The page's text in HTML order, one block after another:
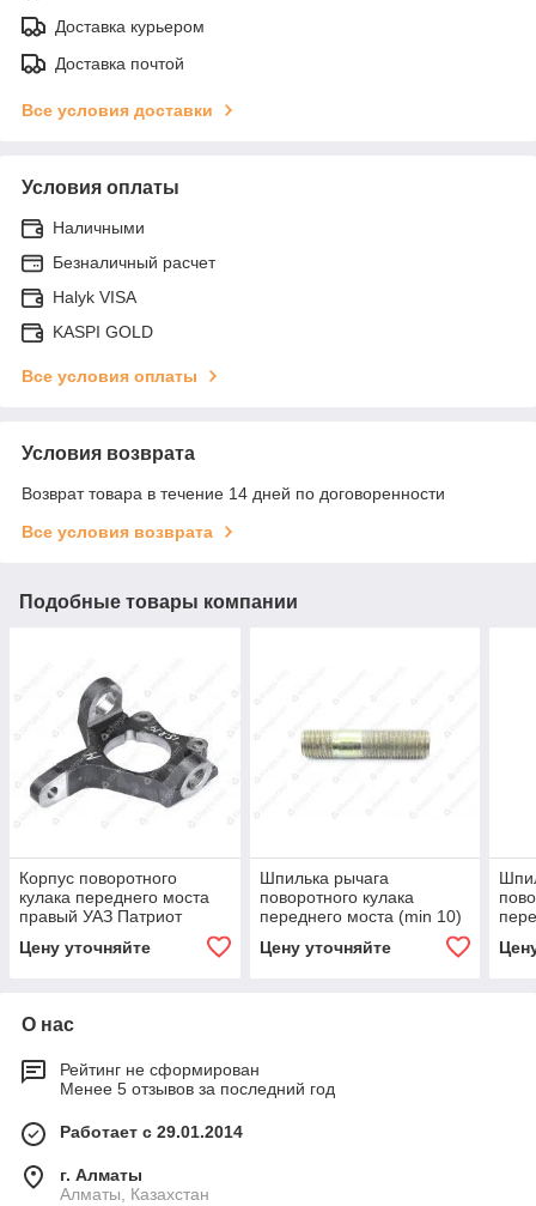
Доставка курьером
Доставка почтой
Все условия доставки
Условия оплаты
Наличными
Безналичный расчет
Halyk VISA
KASPI GOLD
Все условия оплаты
Условия возврата
Возврат товара в течение 14 дней по договоренности
Все условия возврата
Подобные товары компании
Корпус поворотного
кулака переднего моста
правый УАЗ Патриот
Цену уточняйте
Шпилька рычага
поворотного кулака
переднего моста (min 10)
Цену уточняйте
О нас
Рейтинг не сформирован
Менее 5 отзывов за последний год
Работает с 29.01.2014
г. Алматы
Алматы, Казахстан